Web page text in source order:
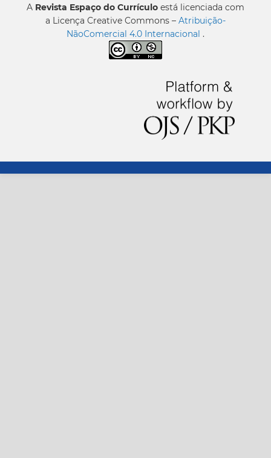
A Revista Espaço do Currículo está licenciada com
a Licença Creative Commons – Atribuição-
NãoComercial 4.0 Internacional .